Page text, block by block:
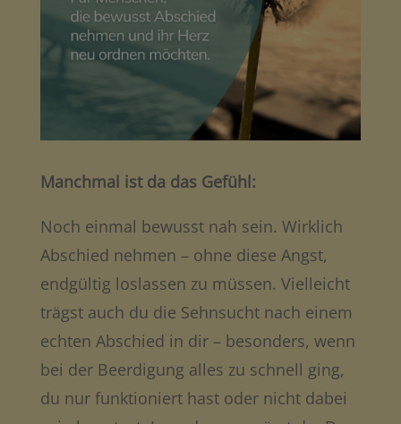
Manchmal ist da das Gefühl:
Noch einmal bewusst nah sein. Wirklich
Abschied nehmen – ohne diese Angst,
endgültig loslassen zu müssen. Vielleicht
trägst auch du die Sehnsucht nach einem
echten Abschied in dir – besonders, wenn
bei der Beerdigung alles zu schnell ging,
du nur funktioniert hast oder nicht dabei